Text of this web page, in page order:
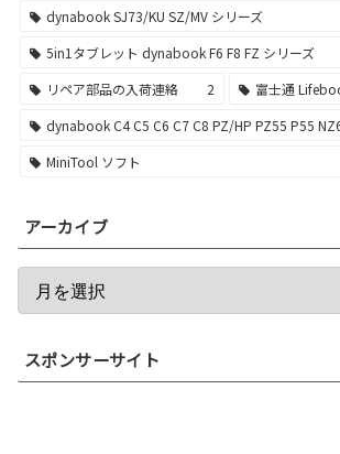
dynabook SJ73/KU SZ/MV シリーズ
5in1タブレット dynabook F6 F8 FZ シリーズ
リペア部品の入荷連絡
2 富士通
dynabook C4 C5 C6 C7 C8 PZ/HP PZ55 P55
MiniTool ソフト
アーカイブ
スポンサーサイト